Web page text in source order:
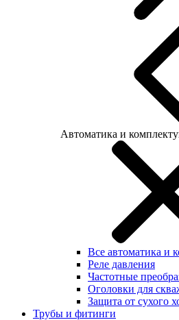
Автоматика и
Все автоматика и
Реле давления
Частотные
Оголовки для
Защита от сухого
Трубы и фитинги